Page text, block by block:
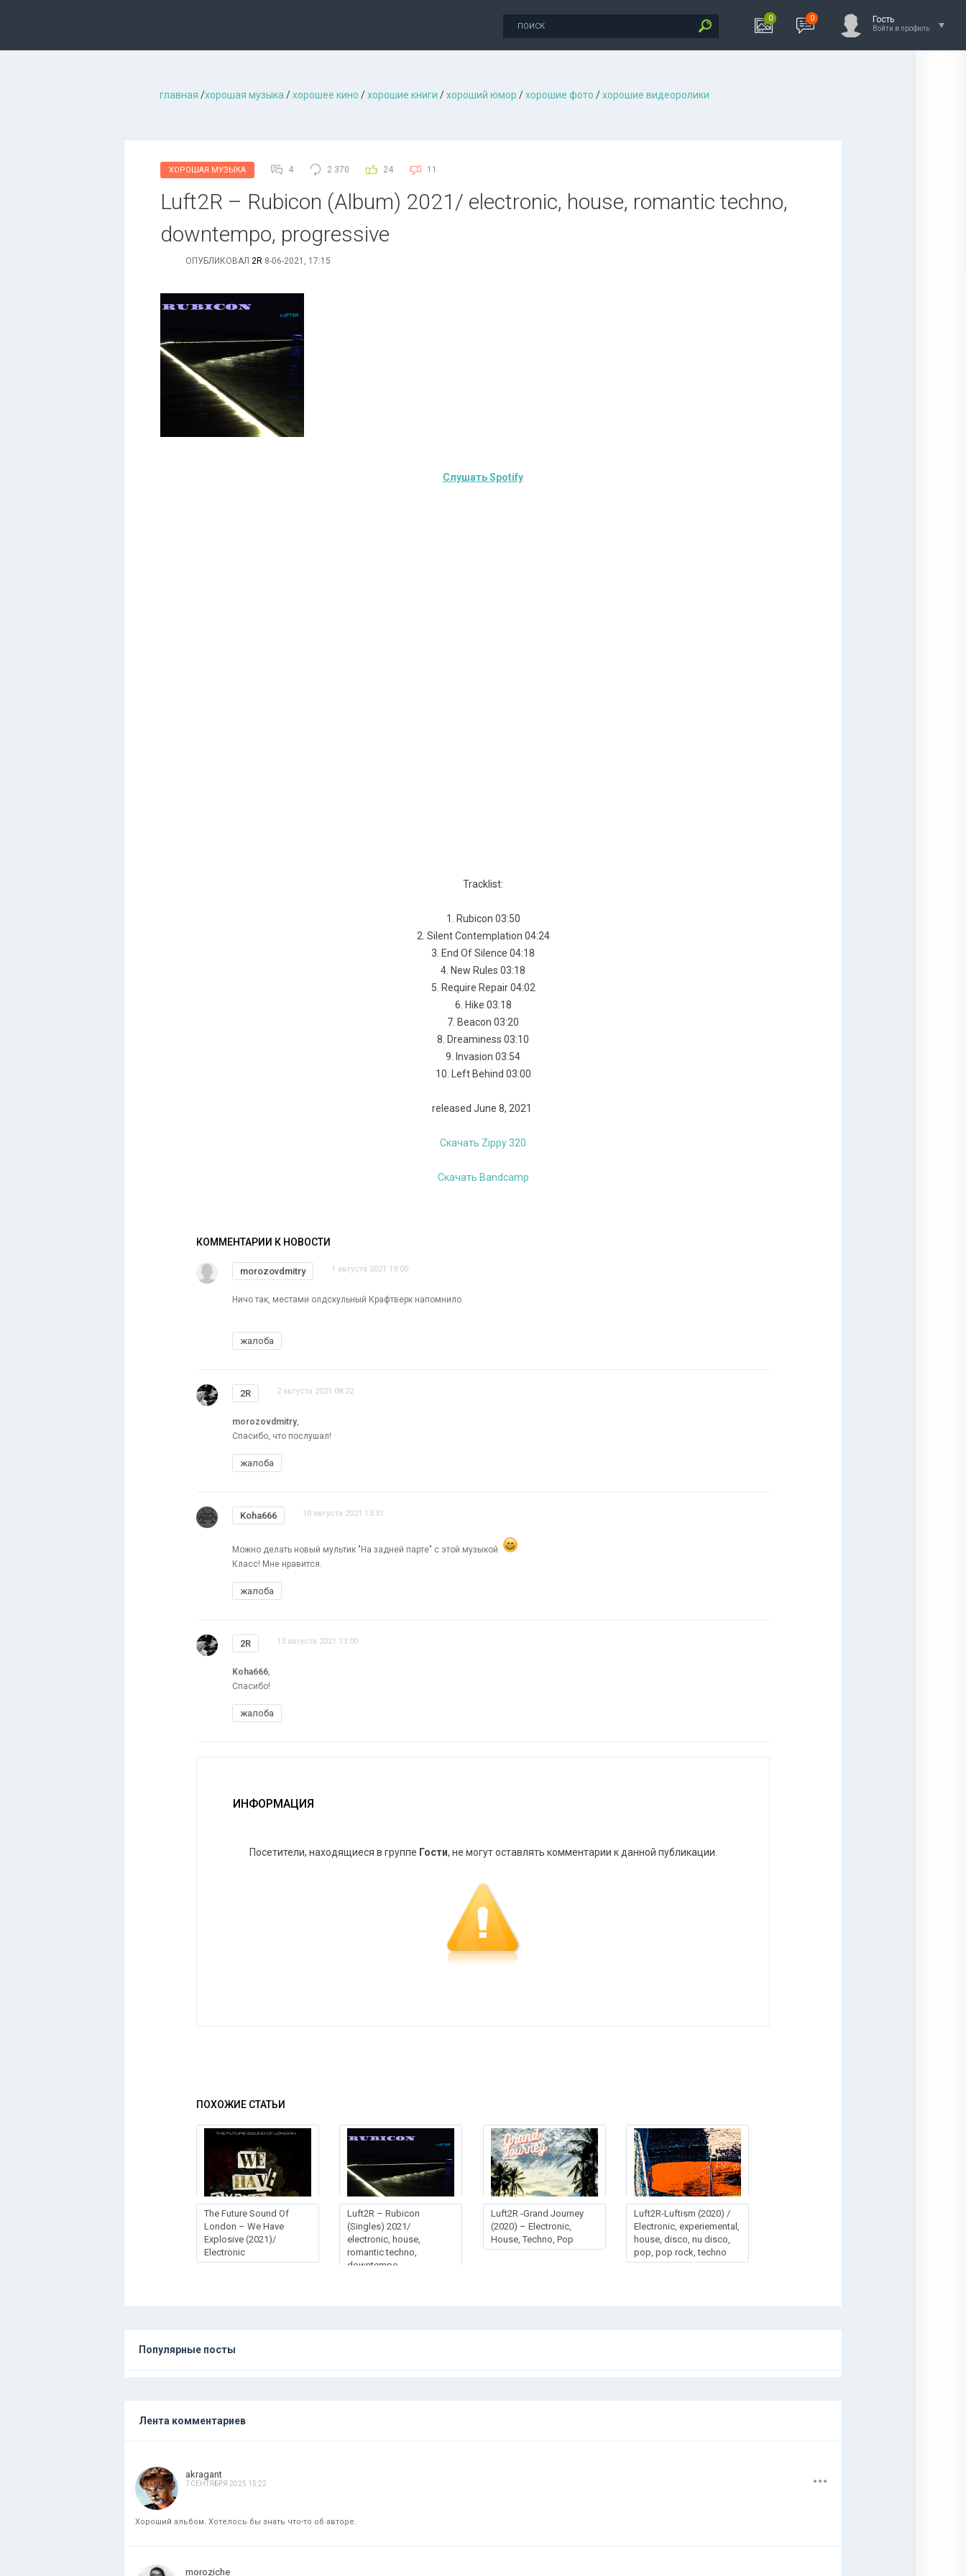
0 0 Гость
Войти в профиль
главная /хорошая музыкa /хорошее кино /хорошие книги /хороший юмор /хорошие фото /хорошие видеоролики
ХОРОШАЯ МУЗЫКА 4 2 370 24 11
Luft2R – Rubicon (Album) 2021/ electronic, house, romantic techno,
downtempo, progressive
ОПУБЛИКОВАЛ 2R 8-06-2021, 17:15
Слушать Spotify
Tracklist:
1. Rubicon 03:50
2. Silent Contemplation 04:24
3. End Of Silence 04:18
4. New Rules 03:18
5. Require Repair 04:02
6. Hike 03:18
7. Beacon 03:20
8. Dreaminess 03:10
9. Invasion 03:54
10. Left Behind 03:00
released June 8, 2021
Скачать Zippy 320
Скачать Bandcamp
КОММЕНТАРИИ К НОВОСТИ
morozovdmitry 1 августа 2021 19:00
Ничо так, местами олдскульный Крафтверк напомнило.
жалоба
2R 2 августа 2021 08:22
morozovdmitry,
Спасибо, что послушал!
жалоба
Koha666 10 августа 2021 13:31
Можно делать новый мультик "На задней парте" с этой музыкой
Класс! Мне нравится.
жалоба
2R 13 августа 2021 13:00
Koha666,
Спасибо!
жалоба
ИНФОРМАЦИЯ
Посетители, находящиеся в группе Гости, не могут оставлять комментарии к данной публикации.
ПОХОЖИЕ СТАТЬИ
The Future Sound Of
London – We Have
Explosive (2021)/
Electronic
Luft2R – Rubicon
(Singles) 2021/
electronic, house,
romantic techno,
downtempo
Luft2R -Grand Journey
(2020) – Electronic,
House, Techno, Pop
Luft2R-Luftism (2020) /
Electronic, experiemental,
house, disco, nu disco,
pop, pop rock, techno
Популярные посты
Лента комментариев
akragant
7 СЕНТЯБРЯ 2025 15:22 ...
Хороший альбом. Хотелось бы знать что-то об авторе.
moroziche